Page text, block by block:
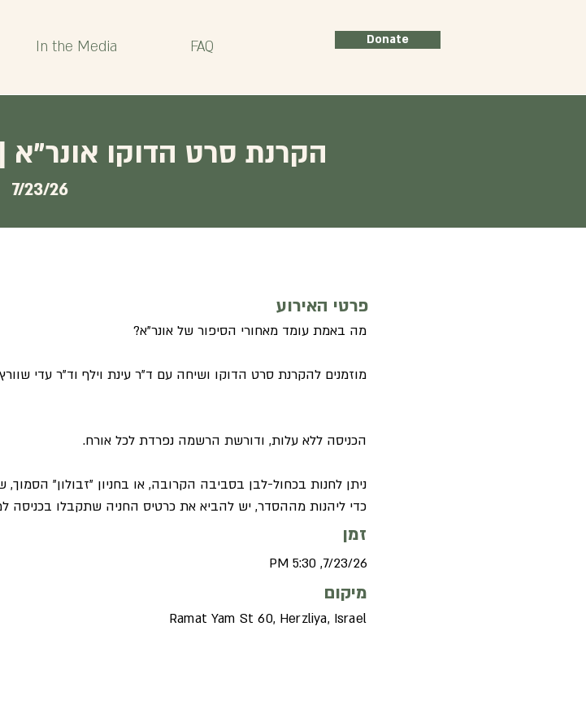
In the Media FAQ Donate
הקרנת סרט הדוקו אונר"א
7/23/26
פרטי האירוע
מה באמת עומד מאחורי הסיפור של אונר"א?
מוזמנים להקרנת סרט הדוקו ושיחה עם ד"ר עינת וילף וד"ר עדי
הכניסה ללא עלות, ודורשת הרשמה נפרדת לכל אורח.
ניתן לחנות בכחול-לבן בסביבה הקרובה, או בחניון "זבולון" הסמוך, שם קיים הסדר מיוחד:
כדי ליהנות מההסדר, יש להביא את כרטיס החניה שתקבלו בכניסה
זמן
7/23/26, 5:30 PM
מיקום
Ramat Yam St 60, Herzliya, Israel